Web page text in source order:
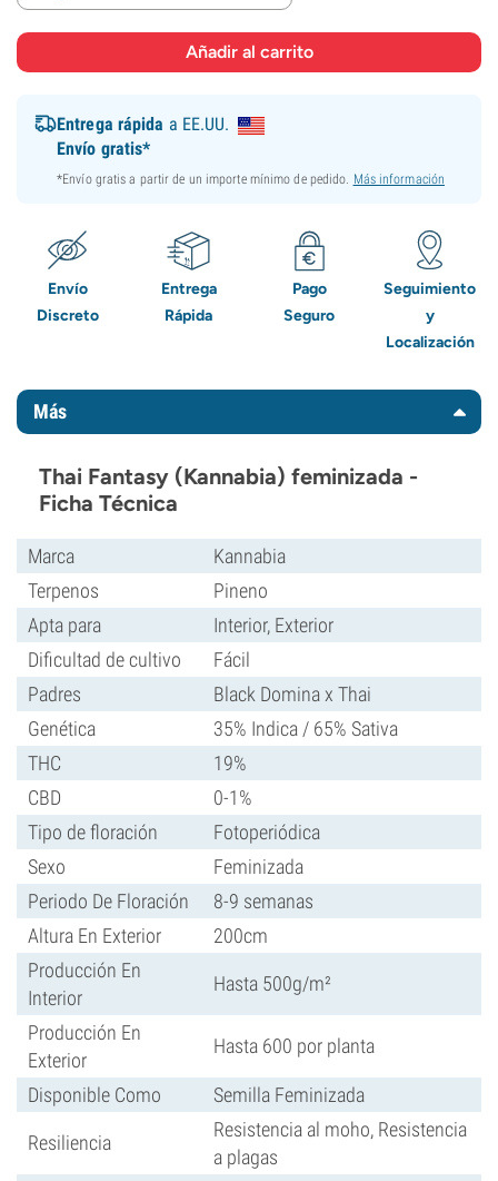
Entrega rápida a EE.UU.
Envío gratis*
*Envío gratis a partir de un importe mínimo de pedido. Más información
Envío
Discreto
Entrega
Rápida
Pago
Seguro
Seguimiento
y
Localización
Más
Thai Fantasy (Kannabia) feminizada -
Ficha Técnica
Marca
Kannabia
Terpenos
Pineno
Apta para
Interior, Exterior
Dificultad de cultivo
Fácil
Padres
Black Domina x Thai
Genética
35% Indica / 65% Sativa
THC
19%
CBD
0-1%
Tipo de floración
Fotoperiódica
Sexo
Feminizada
Periodo De Floración
8-9 semanas
Altura En Exterior
200cm
Producción En
Interior
Hasta 500g/m²
Producción En
Exterior
Hasta 600 por planta
Disponible Como Semilla Feminizada
Resiliencia
Resistencia al moho, Resistencia
a plagas